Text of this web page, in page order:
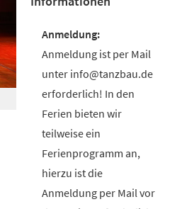
Anmeldung ist per Mail
unter info@tanzbau.de
erforderlich! In den
Ferien bieten wir
teilweise ein
Ferienprogramm an,
hierzu ist die
Anmeldung per Mail vor